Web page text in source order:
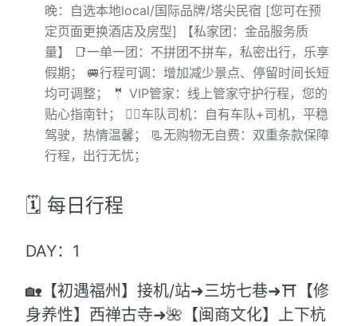
晚：自选本地local/国际品牌/塔尖民宿 [您可在预
定页面更换酒店及房型] 【私家团：金品服务质
量】 📑一单一团：不拼团不拼车，私密出行，乐享
假期； 🚐行程可调：增加减少景点、停留时间长短
均可调整； 🤵 VIP管家：线上管家守护行程，您的
贴心指南针； 👨‍✈️车队司机：自有车队+司机，平稳
驾驶，热情温馨； 📃无购物无自费：双重条款保障
行程，出行无忧；
🗓️ 每日行程
DAY：1
🏡【初遇福州】接机/站➜三坊七巷➜⛩【修
身养性】西禅古寺➜🌺【闽商文化】上下杭